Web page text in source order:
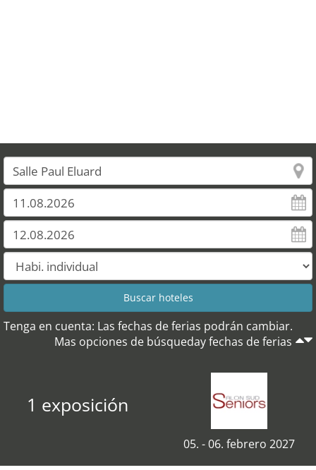
Tenga en cuenta: Las fechas de ferias podrán cambiar.
Mas opciones de búsqueday fechas de ferias
1 exposición
05. - 06. febrero 2027